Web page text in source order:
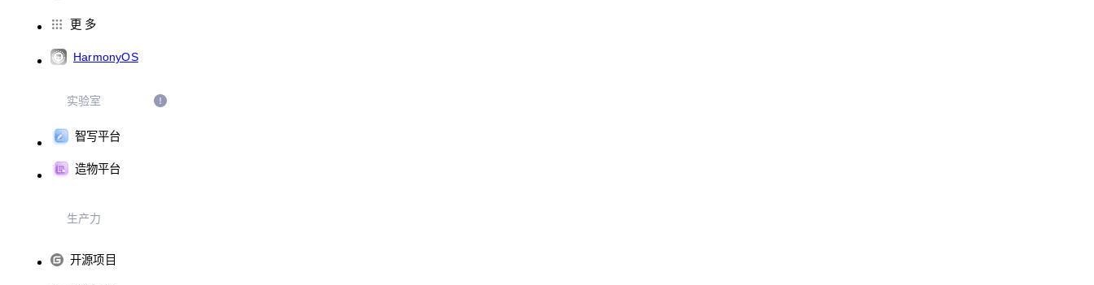
更 多
HarmonyOS
实验室
智写平台
造物平台
生产力
开源项目